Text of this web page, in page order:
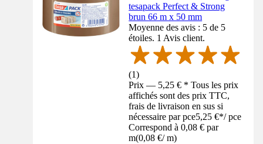
tesapack Perfect & Strong
brun 66 m x 50 mm
Moyenne des avis : 5 de 5
étoiles. 1 Avis client.
(1)
Prix — 5,25 € * Tous les prix
affichés sont des prix TTC,
frais de livraison en sus si
nécessaire par pce5,25 €*/ pce
Correspond à 0,08 € par
m(0,08 €/ m)